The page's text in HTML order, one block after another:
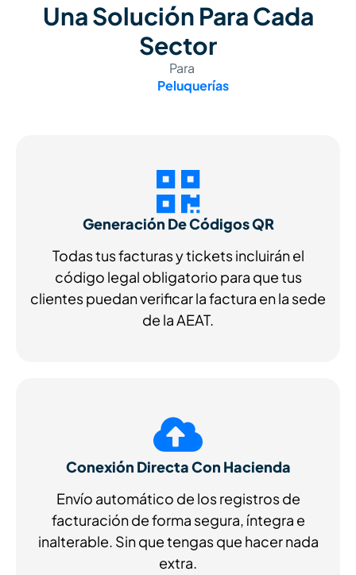
Una Solución Para Cada
Sector
Peluquerías
Para
Generación De Códigos QR
Todas tus facturas y tickets incluirán el
código legal obligatorio para que tus
clientes puedan verificar la factura en la sede
de la AEAT.
Conexión Directa Con Hacienda
Envío automático de los registros de
facturación de forma segura, íntegra e
inalterable. Sin que tengas que hacer nada
extra.